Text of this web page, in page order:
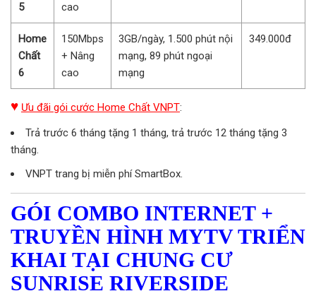
5
cao
Home
Chất
6
150Mbps
+ Nâng
cao
3GB/ngày, 1.500 phút nội
mạng, 89 phút ngoại
mạng
349.000đ
♥ Ưu đãi gói cước Home Chất VNPT:
Trả trước 6 tháng tặng 1 tháng, trả trước 12 tháng tặng 3
tháng.
VNPT trang bị miễn phí SmartBox.
GÓI COMBO INTERNET +
TRUYỀN HÌNH MYTV TRIỂN
KHAI TẠI CHUNG CƯ
SUNRISE RIVERSIDE